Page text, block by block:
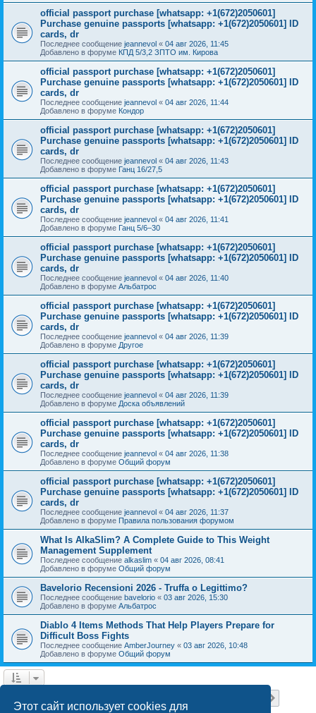
Этот сайт использует cookies для
official passport purchase [whatsapp: +1(672)2050601]
Purchase genuine passports [whatsapp: +1(672)2050601] ID
cards, dr
Последнее сообщение jeannevol « 04 авг 2026, 11:45
Добавлено в форуме КПД 5/3,2 ЗПТО им. Кирова
official passport purchase [whatsapp: +1(672)2050601]
Purchase genuine passports [whatsapp: +1(672)2050601] ID
cards, dr
Последнее сообщение jeannevol « 04 авг 2026, 11:44
Добавлено в форуме Кондор
official passport purchase [whatsapp: +1(672)2050601]
Purchase genuine passports [whatsapp: +1(672)2050601] ID
cards, dr
Последнее сообщение jeannevol « 04 авг 2026, 11:43
Добавлено в форуме Ганц 16/27,5
official passport purchase [whatsapp: +1(672)2050601]
Purchase genuine passports [whatsapp: +1(672)2050601] ID
cards, dr
Последнее сообщение jeannevol « 04 авг 2026, 11:41
Добавлено в форуме Ганц 5/6–30
official passport purchase [whatsapp: +1(672)2050601]
Purchase genuine passports [whatsapp: +1(672)2050601] ID
cards, dr
Последнее сообщение jeannevol « 04 авг 2026, 11:40
Добавлено в форуме Альбатрос
official passport purchase [whatsapp: +1(672)2050601]
Purchase genuine passports [whatsapp: +1(672)2050601] ID
cards, dr
Последнее сообщение jeannevol « 04 авг 2026, 11:39
Добавлено в форуме Другое
official passport purchase [whatsapp: +1(672)2050601]
Purchase genuine passports [whatsapp: +1(672)2050601] ID
cards, dr
Последнее сообщение jeannevol « 04 авг 2026, 11:39
Добавлено в форуме Доска объявлений
official passport purchase [whatsapp: +1(672)2050601]
Purchase genuine passports [whatsapp: +1(672)2050601] ID
cards, dr
Последнее сообщение jeannevol « 04 авг 2026, 11:38
Добавлено в форуме Общий форум
official passport purchase [whatsapp: +1(672)2050601]
Purchase genuine passports [whatsapp: +1(672)2050601] ID
cards, dr
Последнее сообщение jeannevol « 04 авг 2026, 11:37
Добавлено в форуме Правила пользования форумом
What Is AlkaSlim? A Complete Guide to This Weight
Management Supplement
Последнее сообщение alkaslim « 04 авг 2026, 08:41
Добавлено в форуме Общий форум
Bavelorio Recensioni 2026 - Truffa o Legittimo?
Последнее сообщение bavelorio « 03 авг 2026, 15:30
Добавлено в форуме Альбатрос
Diablo 4 Items Methods That Help Players Prepare for
Difficult Boss Fights
Последнее сообщение AmberJourney « 03 авг 2026, 10:48
Добавлено в форуме Общий форум